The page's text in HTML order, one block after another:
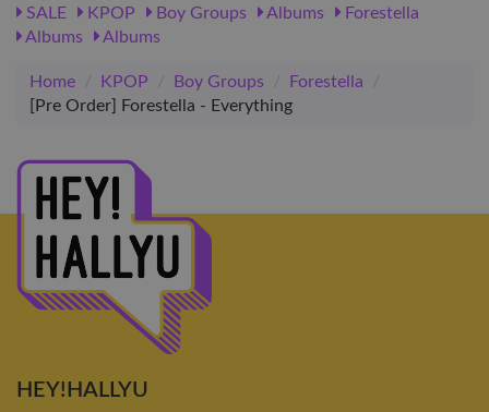
SALE
KPOP Boy Groups Albums
Forestella
Albums
Albums
Home / KPOP / Boy Groups / Forestella
/
[Pre Order] Forestella - Everything
HEY!HALLYU